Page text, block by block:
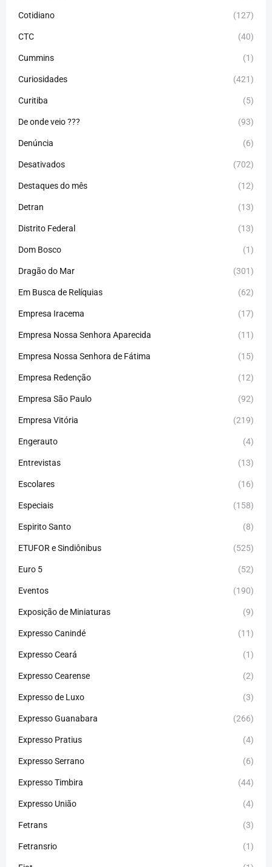
Cotidiano (127)
CTC (40)
Cummins (1)
Curiosidades (421)
Curitiba (5)
De onde veio ??? (93)
Denúncia (6)
Desativados (702)
Destaques do mês (12)
Detran (13)
Distrito Federal (13)
Dom Bosco (1)
Dragão do Mar (301)
Em Busca de Relíquias (62)
Empresa Iracema (17)
Empresa Nossa Senhora Aparecida (11)
Empresa Nossa Senhora de Fátima (15)
Empresa Redenção (12)
Empresa São Paulo (92)
Empresa Vitória (219)
Engerauto (4)
Entrevistas (13)
Escolares (16)
Especiais (158)
Espirito Santo (8)
ETUFOR e Sindiônibus (525)
Euro 5 (52)
Eventos (190)
Exposição de Miniaturas (9)
Expresso Canindé (11)
Expresso Ceará (1)
Expresso Cearense (2)
Expresso de Luxo (3)
Expresso Guanabara (266)
Expresso Pratius (4)
Expresso Serrano (6)
Expresso Timbira (44)
Expresso União (4)
Fetrans (3)
Fetransrio (1)